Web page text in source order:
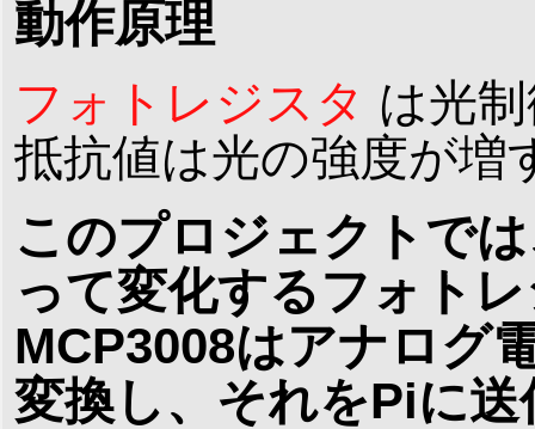
動作原理
フォトレジスタ は光
抵抗値は光の強度が増
このプロジェクトで
って変化するフォト
MCP3008はアナログ
変換し、それをPiに